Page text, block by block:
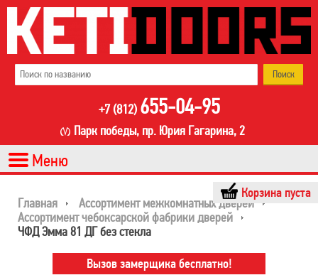
+7 (812) 655-04-95
Парк победы, пр. Юрия Гагарина, 2
Корзина пуста
Главная
Ассортимент межкомнатных дверей
Ассортимент чебоксарской фабрики дверей
ЧФД Эмма 81 ДГ без стекла